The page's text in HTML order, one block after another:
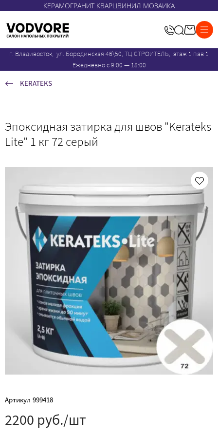
КЕРАМОГРАНИТ КВАРЦВИНИЛ МОЗАИКА
г. Владивосток, ул. Бородинская 46\50, ТЦ СТРОИТЕЛЬ, этаж 1 пав 1
Ежедневно с 9:00 — 18:00
KERATEKS
Эпоксидная затирка для швов "Kerateks
Lite" 1 кг 72 серый
Артикул 999418
2200 руб./шт